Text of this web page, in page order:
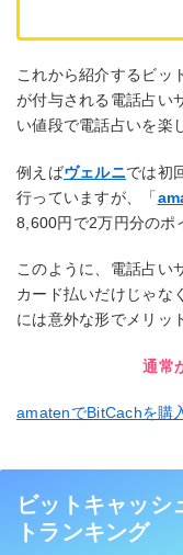
これから紹介するビッ
が付与される電話占い
い値段で電話占いを楽
例えばヴェルニでは初
行っていますが、「
8,600円で2万円分のポ
このように、電話占い
カード払いだけじゃな
には意外な形でメリッ
通常
amatenでBitCachを購
ビットキャッシ
トランキング